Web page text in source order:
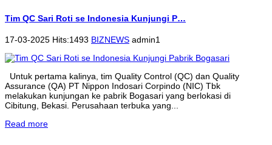
Tim QC Sari Roti se Indonesia Kunjungi P…
17-03-2025 Hits:1493 BIZNEWS admin1
Untuk pertama kalinya, tim Quality Control (QC) dan Quality
Assurance (QA) PT Nippon Indosari Corpindo (NIC) Tbk
melakukan kunjungan ke pabrik Bogasari yang berlokasi di
Cibitung, Bekasi. Perusahaan terbuka yang...
Read more